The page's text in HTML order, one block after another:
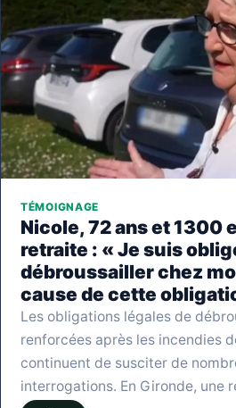
TÉMOIGNAGE
Nicole, 72 ans et 1300
retraite : « Je suis
débroussailler chez
cause de cette
Les obligations légales de
renforcées après les incendies
continuent de susciter de
interrogations. En Gironde, une